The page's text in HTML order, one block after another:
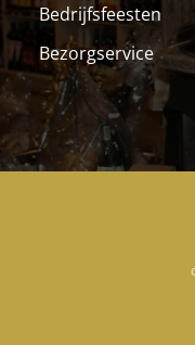
Bedrijfsfeesten
Bezorgservice